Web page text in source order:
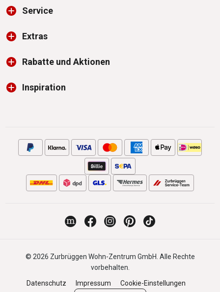
Service
Extras
Rabatte und Aktionen
Inspiration
© 2026 Zurbrüggen Wohn-Zentrum GmbH. Alle Rechte
vorbehalten.
Datenschutz
Impressum Cookie-Einstellungen